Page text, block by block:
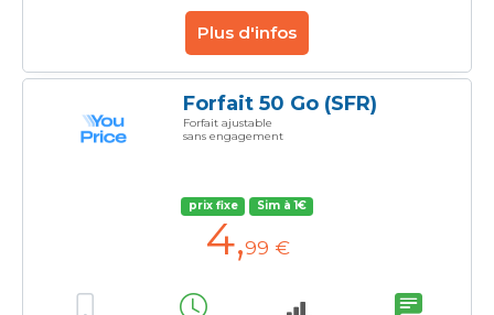
Plus d'infos
Forfait 50 Go (SFR)
Forfait ajustable
sans engagement
prix fixe Sim à 1€
4,99 €